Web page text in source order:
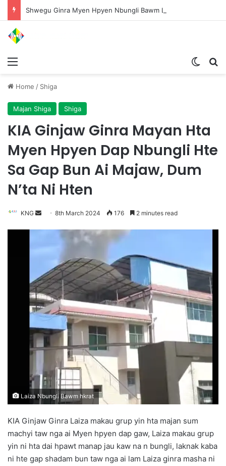
Home / Shiga
Majan Shiga Shiga
KIA Ginjaw Ginra Mayan Hta
Myen Hpyen Dap Nbungli Hte
Sa Gap Bun Ai Majaw, Dum
N’ta Ni Hten
KNG
n
e
m
a
l
8th March 2024 176 2 minutes read
Laiza Nbungli Bawm hkrat
KIA Ginjaw Ginra Laiza makau grup yin hta majan sum
machyi taw nga ai Myen hpyen dap gaw, Laiza makau grup
yin ni hta dai hpawt manap jau kaw na n bungli, laknak kaba
ni hte gap shadam bun taw nga ai lam Laiza ginra masha ni